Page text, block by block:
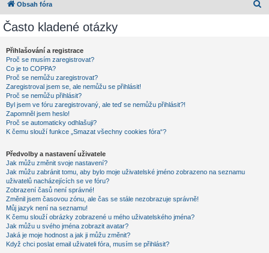
Obsah fóra
Často kladené otázky
Přihlašování a registrace
Proč se musím zaregistrovat?
Co je to COPPA?
Proč se nemůžu zaregistrovat?
Zaregistroval jsem se, ale nemůžu se přihlásit!
Proč se nemůžu přihlásit?
Byl jsem ve fóru zaregistrovaný, ale teď se nemůžu přihlásit?!
Zapomněl jsem heslo!
Proč se automaticky odhlašuji?
K čemu slouží funkce „Smazat všechny cookies fóra“?
Předvolby a nastavení uživatele
Jak můžu změnit svoje nastavení?
Jak můžu zabránit tomu, aby bylo moje uživatelské jméno zobrazeno na seznamu
uživatelů nacházejících se ve fóru?
Zobrazení časů není správné!
Změnil jsem časovou zónu, ale čas se stále nezobrazuje správně!
Můj jazyk není na seznamu!
K čemu slouží obrázky zobrazené u mého uživatelského jména?
Jak můžu u svého jména zobrazit avatar?
Jaká je moje hodnost a jak ji můžu změnit?
Když chci poslat email uživateli fóra, musím se přihlásit?